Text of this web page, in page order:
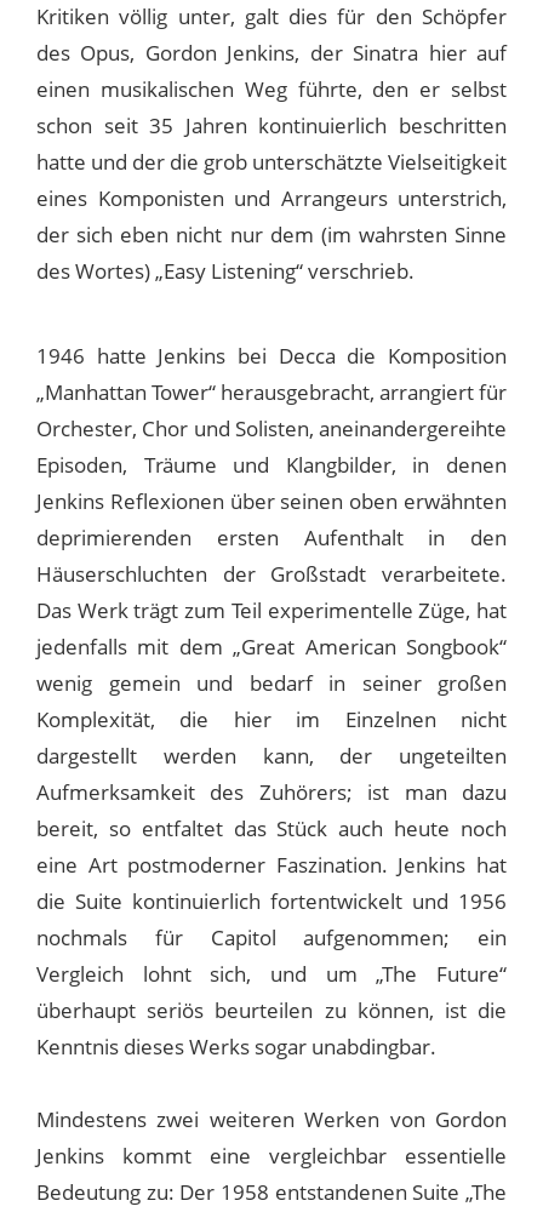
Kritiken völlig unter, galt dies für den Schöpfer
des Opus, Gordon Jenkins, der Sinatra hier auf
einen musikalischen Weg führte, den er selbst
schon seit 35 Jahren kontinuierlich beschritten
hatte und der die grob unterschätzte Vielseitigkeit
eines Komponisten und Arrangeurs unterstrich,
der sich eben nicht nur dem (im wahrsten Sinne
des Wortes) „Easy Listening“ verschrieb.
1946 hatte Jenkins bei Decca die Komposition
„Manhattan Tower“ herausgebracht, arrangiert für
Orchester, Chor und Solisten, aneinandergereihte
Episoden, Träume und Klangbilder, in denen
Jenkins Reflexionen über seinen oben erwähnten
deprimierenden ersten Aufenthalt in den
Häuserschluchten der Großstadt verarbeitete.
Das Werk trägt zum Teil experimentelle Züge, hat
jedenfalls mit dem „Great American Songbook“
wenig gemein und bedarf in seiner großen
Komplexität, die hier im Einzelnen nicht
dargestellt werden kann, der ungeteilten
Aufmerksamkeit des Zuhörers; ist man dazu
bereit, so entfaltet das Stück auch heute noch
eine Art postmoderner Faszination. Jenkins hat
die Suite kontinuierlich fortentwickelt und 1956
nochmals für Capitol aufgenommen; ein
Vergleich lohnt sich, und um „The Future“
überhaupt seriös beurteilen zu können, ist die
Kenntnis dieses Werks sogar unabdingbar.
Mindestens zwei weiteren Werken von Gordon
Jenkins kommt eine vergleichbar essentielle
Bedeutung zu: Der 1958 entstandenen Suite „The